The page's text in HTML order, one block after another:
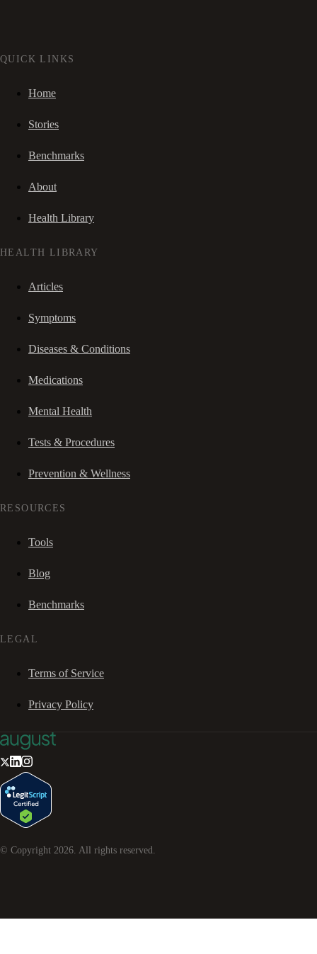
QUICK LINKS
Home
Stories
Benchmarks
About
Health Library
HEALTH LIBRARY
Articles
Symptoms
Diseases & Conditions
Medications
Mental Health
Tests & Procedures
Prevention & Wellness
RESOURCES
Tools
Blog
Benchmarks
LEGAL
Terms of Service
Privacy Policy
© Copyright 2026 . All rights reserved.